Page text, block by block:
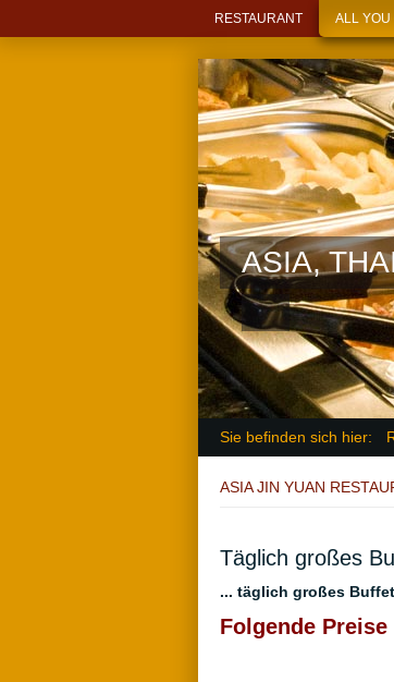
RESTAURANT ALL YOU
ASIA,
Sie befinden sich hier:
ASIA JIN YUAN
Täglich großes
... täglich großes Buffet
Folgende